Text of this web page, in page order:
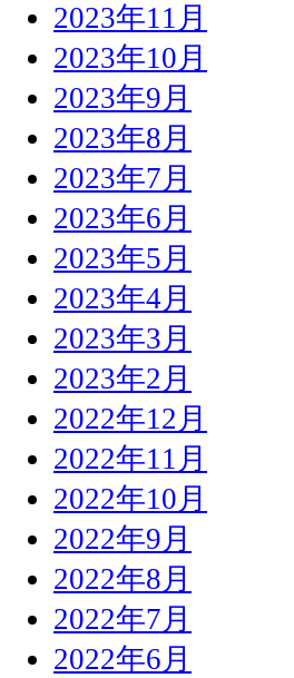
2023年11月
2023年10月
2023年9月
2023年8月
2023年7月
2023年6月
2023年5月
2023年4月
2023年3月
2023年2月
2022年12月
2022年11月
2022年10月
2022年9月
2022年8月
2022年7月
2022年6月